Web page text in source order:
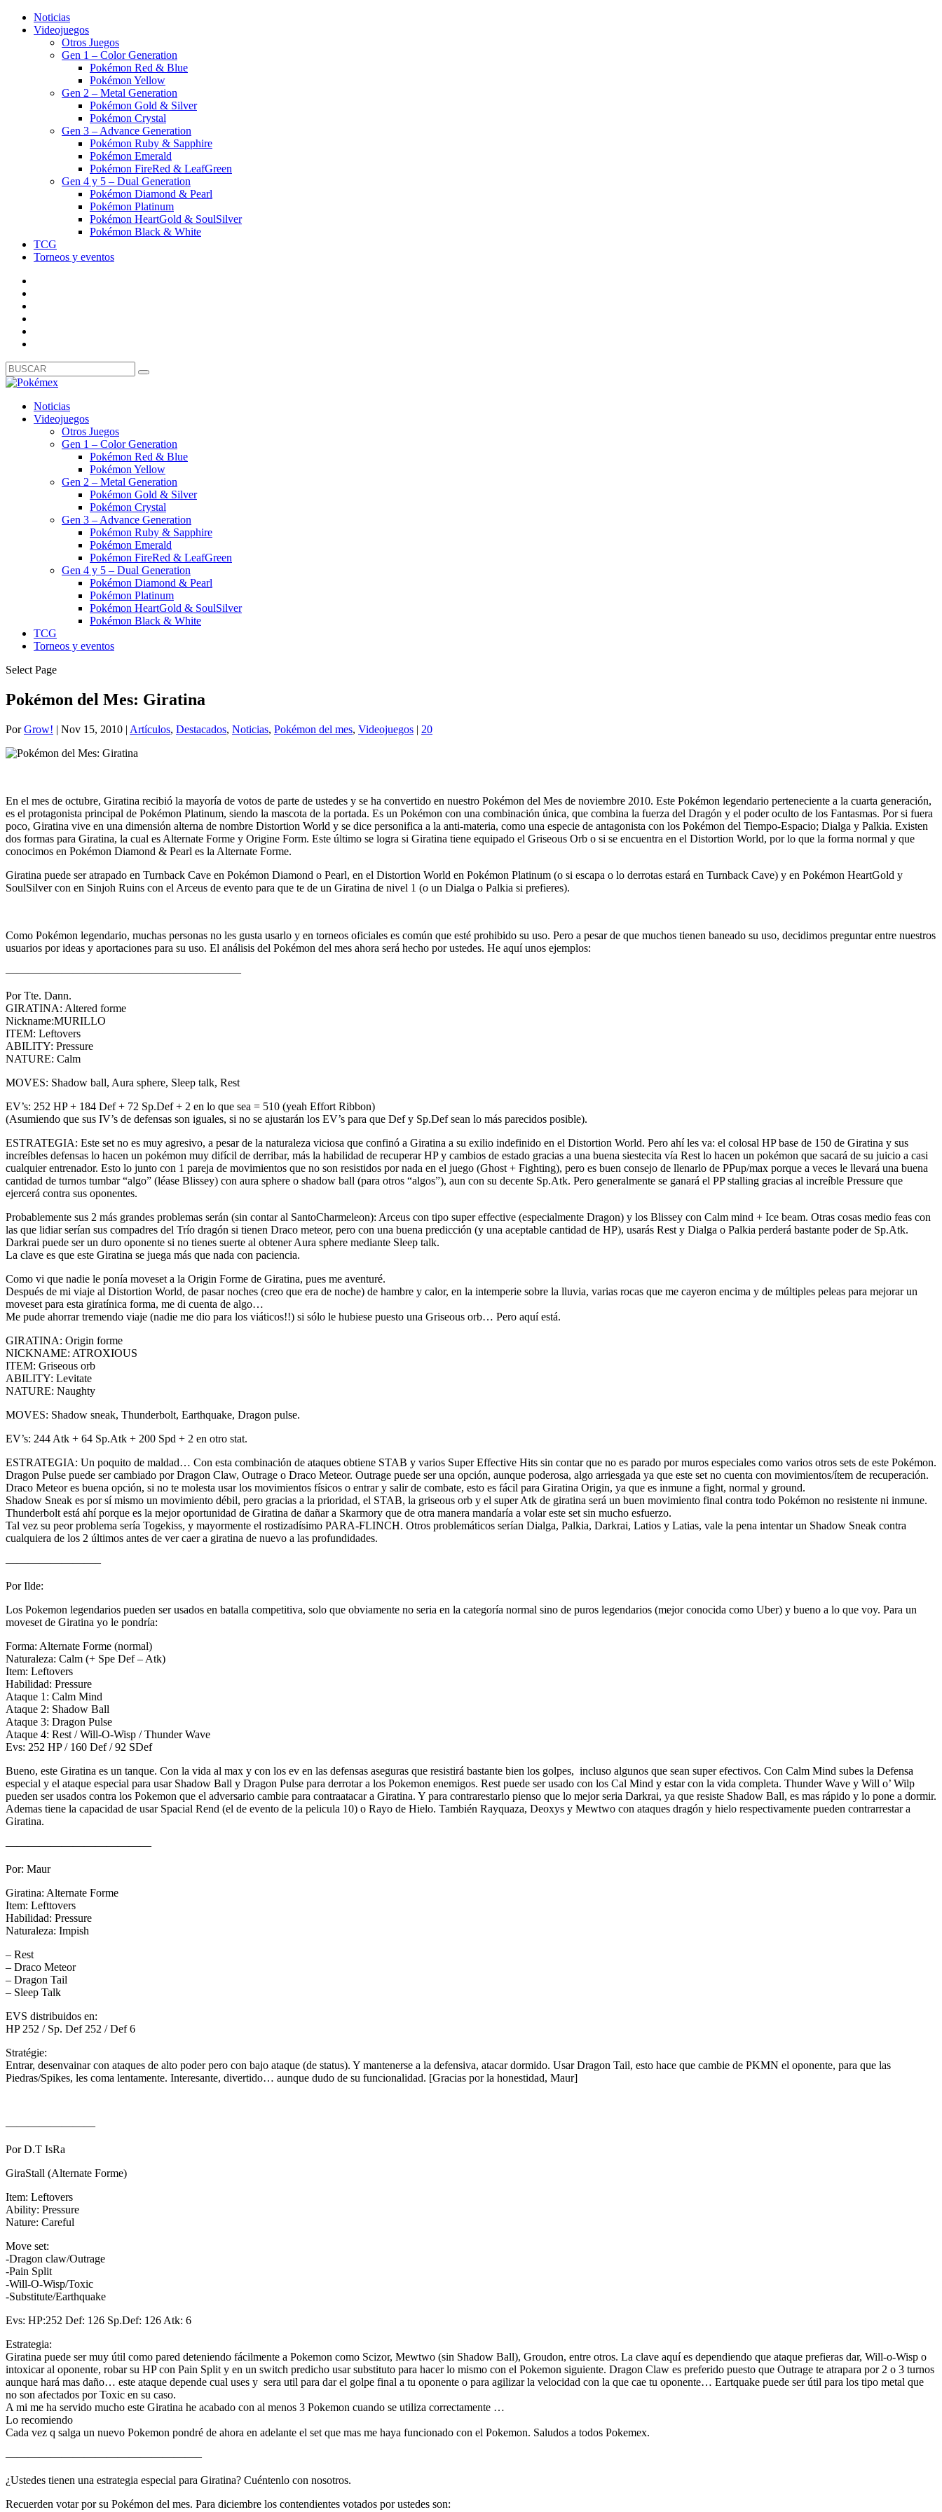
Noticias
Videojuegos
Otros Juegos
Gen 1 – Color Generation
Pokémon Red & Blue
Pokémon Yellow
Gen 2 – Metal Generation
Pokémon Gold & Silver
Pokémon Crystal
Gen 3 – Advance Generation
Pokémon Ruby & Sapphire
Pokémon Emerald
Pokémon FireRed & LeafGreen
Gen 4 y 5 – Dual Generation
Pokémon Diamond & Pearl
Pokémon Platinum
Pokémon HeartGold & SoulSilver
Pokémon Black & White
TCG
Torneos y eventos
Noticias
Videojuegos
Otros Juegos
Gen 1 – Color Generation
Pokémon Red & Blue
Pokémon Yellow
Gen 2 – Metal Generation
Pokémon Gold & Silver
Pokémon Crystal
Gen 3 – Advance Generation
Pokémon Ruby & Sapphire
Pokémon Emerald
Pokémon FireRed & LeafGreen
Gen 4 y 5 – Dual Generation
Pokémon Diamond & Pearl
Pokémon Platinum
Pokémon HeartGold & SoulSilver
Pokémon Black & White
TCG
Torneos y eventos
Select Page
Pokémon del Mes: Giratina
PorGrow! | Nov 15, 2010 | Artículos, Destacados, Noticias, Pokémon del mes, Videojuegos | 20
En el mes de octubre, Giratina recibió la mayoría de votos de parte de ustedes y se ha convertido en nuestro Pokémon del Mes de noviembre 2010. Este Pokémon legendario perteneciente a la cuarta generación,
es el protagonista principal de Pokémon Platinum, siendo la mascota de la portada. Es un Pokémon con una combinación única, que combina la fuerza del Dragón y el poder oculto de los Fantasmas. Por si fuera
poco, Giratina vive en una dimensión alterna de nombre Distortion World y se dice personifica a la anti-materia, como una especie de antagonista con los Pokémon del Tiempo-Espacio; Dialga y Palkia. Existen
dos formas para Giratina, la cual es Alternate Forme y Origine Form. Este último se logra si Giratina tiene equipado el Griseous Orb o si se encuentra en el Distortion World, por lo que la forma normal y que
conocimos en Pokémon Diamond & Pearl es la Alternate Forme.
Giratina puede ser atrapado en Turnback Cave en Pokémon Diamond o Pearl, en el Distortion World en Pokémon Platinum (o si escapa o lo derrotas estará en Turnback Cave) y en Pokémon HeartGold y
SoulSilver con en Sinjoh Ruins con el Arceus de evento para que te de un Giratina de nivel 1 (o un Dialga o Palkia si prefieres).
Como Pokémon legendario, muchas personas no les gusta usarlo y en torneos oficiales es común que esté prohibido su uso. Pero a pesar de que muchos tienen baneado su uso, decidimos preguntar entre nuestros
usuarios por ideas y aportaciones para su uso. El análisis del Pokémon del mes ahora será hecho por ustedes. He aquí unos ejemplos:
—————————————————————
Por Tte. Dann.
GIRATINA: Altered forme
Nickname:MURILLO
ITEM: Leftovers
ABILITY: Pressure
NATURE: Calm
MOVES: Shadow ball, Aura sphere, Sleep talk, Rest
EV’s: 252 HP + 184 Def + 72 Sp.Def + 2 en lo que sea = 510 (yeah Effort Ribbon)
(Asumiendo que sus IV’s de defensas son iguales, si no se ajustarán los EV’s para que Def y Sp.Def sean lo más parecidos posible).
ESTRATEGIA: Este set no es muy agresivo, a pesar de la naturaleza viciosa que confinó a Giratina a su exilio indefinido en el Distortion World. Pero ahí les va: el colosal HP base de 150 de Giratina y sus
increíbles defensas lo hacen un pokémon muy difícil de derribar, más la habilidad de recuperar HP y cambios de estado gracias a una buena siestecita vía Rest lo hacen un pokémon que sacará de su juicio a casi
cualquier entrenador. Esto lo junto con 1 pareja de movimientos que no son resistidos por nada en el juego (Ghost + Fighting), pero es buen consejo de llenarlo de PPup/max porque a veces le llevará una buena
cantidad de turnos tumbar “algo” (léase Blissey) con aura sphere o shadow ball (para otros “algos”), aun con su decente Sp.Atk. Pero generalmente se ganará el PP stalling gracias al increíble Pressure que
ejercerá contra sus oponentes.
Probablemente sus 2 más grandes problemas serán (sin contar al SantoCharmeleon): Arceus con tipo super effective (especialmente Dragon) y los Blissey con Calm mind + Ice beam. Otras cosas medio feas con
las que lidiar serían sus compadres del Trío dragón si tienen Draco meteor, pero con una buena predicción (y una aceptable cantidad de HP), usarás Rest y Dialga o Palkia perderá bastante poder de Sp.Atk.
Darkrai puede ser un duro oponente si no tienes suerte al obtener Aura sphere mediante Sleep talk.
La clave es que este Giratina se juega más que nada con paciencia.
Como vi que nadie le ponía moveset a la Origin Forme de Giratina, pues me aventuré.
Después de mi viaje al Distortion World, de pasar noches (creo que era de noche) de hambre y calor, en la intemperie sobre la lluvia, varias rocas que me cayeron encima y de múltiples peleas para mejorar un
moveset para esta giratínica forma, me di cuenta de algo…
Me pude ahorrar tremendo viaje (nadie me dio para los viáticos!!) si sólo le hubiese puesto una Griseous orb… Pero aquí está.
GIRATINA: Origin forme
NICKNAME: ATROXIOUS
ITEM: Griseous orb
ABILITY: Levitate
NATURE: Naughty
MOVES: Shadow sneak, Thunderbolt, Earthquake, Dragon pulse.
EV’s: 244 Atk + 64 Sp.Atk + 200 Spd + 2 en otro stat.
ESTRATEGIA: Un poquito de maldad… Con esta combinación de ataques obtiene STAB y varios Super Effective Hits sin contar que no es parado por muros especiales como varios otros sets de este Pokémon.
Dragon Pulse puede ser cambiado por Dragon Claw, Outrage o Draco Meteor. Outrage puede ser una opción, aunque poderosa, algo arriesgada ya que este set no cuenta con movimientos/ítem de recuperación.
Draco Meteor es buena opción, si no te molesta usar los movimientos físicos o entrar y salir de combate, esto es fácil para Giratina Origin, ya que es inmune a fight, normal y ground.
Shadow Sneak es por sí mismo un movimiento débil, pero gracias a la prioridad, el STAB, la griseous orb y el super Atk de giratina será un buen movimiento final contra todo Pokémon no resistente ni inmune.
Thunderbolt está ahí porque es la mejor oportunidad de Giratina de dañar a Skarmory que de otra manera mandaría a volar este set sin mucho esfuerzo.
Tal vez su peor problema sería Togekiss, y mayormente el rostizadísimo PARA-FLINCH. Otros problemáticos serían Dialga, Palkia, Darkrai, Latios y Latias, vale la pena intentar un Shadow Sneak contra
cualquiera de los 2 últimos antes de ver caer a giratina de nuevo a las profundidades.
————————–
Por Ilde:
Los Pokemon legendarios pueden ser usados en batalla competitiva, solo que obviamente no seria en la categoría normal sino de puros legendarios (mejor conocida como Uber) y bueno a lo que voy. Para un
moveset de Giratina yo le pondría:
Forma: Alternate Forme (normal)
Naturaleza: Calm (+ Spe Def – Atk)
Item: Leftovers
Habilidad: Pressure
Ataque 1: Calm Mind
Ataque 2: Shadow Ball
Ataque 3: Dragon Pulse
Ataque 4: Rest / Will-O-Wisp / Thunder Wave
Evs: 252 HP / 160 Def / 92 SDef
Bueno, este Giratina es un tanque. Con la vida al max y con los ev en las defensas aseguras que resistirá bastante bien los golpes, incluso algunos que sean super efectivos. Con Calm Mind subes la Defensa
especial y el ataque especial para usar Shadow Ball y Dragon Pulse para derrotar a los Pokemon enemigos. Rest puede ser usado con los Cal Mind y estar con la vida completa. Thunder Wave y Will o’ Wilp
pueden ser usados contra los Pokemon que el adversario cambie para contraatacar a Giratina. Y para contrarestarlo pienso que lo mejor seria Darkrai, ya que resiste Shadow Ball, es mas rápido y lo pone a dormir.
Ademas tiene la capacidad de usar Spacial Rend (el de evento de la pelicula 10) o Rayo de Hielo. También Rayquaza, Deoxys y Mewtwo con ataques dragón y hielo respectivamente pueden contrarrestar a
Giratina.
—————————————
Por: Maur
Giratina: Alternate Forme
Item: Lefttovers
Habilidad: Pressure
Naturaleza: Impish
– Rest
– Draco Meteor
– Dragon Tail
– Sleep Talk
EVS distribuidos en:
HP 252 / Sp. Def 252 / Def 6
Stratégie:
Entrar, desenvainar con ataques de alto poder pero con bajo ataque (de status). Y mantenerse a la defensiva, atacar dormido. Usar Dragon Tail, esto hace que cambie de PKMN el oponente, para que las
Piedras/Spikes, les coma lentamente. Interesante, divertido… aunque dudo de su funcionalidad. [Gracias por la honestidad, Maur]
————————
Por D.T IsRa
GiraStall (Alternate Forme)
Item: Leftovers
Ability: Pressure
Nature: Careful
Move set:
-Dragon claw/Outrage
-Pain Split
-Will-O-Wisp/Toxic
-Substitute/Earthquake
Evs: HP:252 Def: 126 Sp.Def: 126 Atk: 6
Estrategia:
Giratina puede ser muy útil como pared deteniendo fácilmente a Pokemon como Scizor, Mewtwo (sin Shadow Ball), Groudon, entre otros. La clave aquí es dependiendo que ataque prefieras dar, Will-o-Wisp o
intoxicar al oponente, robar su HP con Pain Split y en un switch predicho usar substituto para hacer lo mismo con el Pokemon siguiente. Dragon Claw es preferido puesto que Outrage te atrapara por 2 o 3 turnos
aunque hará mas daño… este ataque depende cual uses y sera util para dar el golpe final a tu oponente o para agilizar la velocidad con la que cae tu oponente… Eartquake puede ser útil para los tipo metal que
no son afectados por Toxic en su caso.
A mi me ha servido mucho este Giratina he acabado con al menos 3 Pokemon cuando se utiliza correctamente …
Lo recomiendo
Cada vez q salga un nuevo Pokemon pondré de ahora en adelante el set que mas me haya funcionado con el Pokemon. Saludos a todos Pokemex.
—————————————————–
¿Ustedes tienen una estrategia especial para Giratina? Cuéntenlo con nosotros.
Recuerden votar por su Pokémon del mes. Para diciembre los contendientes votados por ustedes son: